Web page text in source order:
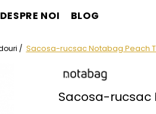
DESPRE NOI BLOG
/ Sacosa-rucsac Notabag Peach
Sacosa-rucsac